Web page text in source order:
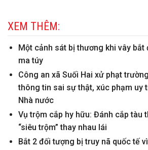
XEM THÊM:
Một cảnh sát bị thương khi vây bắt
ma túy
Công an xã Suối Hai xử phạt
thông tin sai sự thật, xúc phạm uy
Nhà nước
Vụ trộm cắp hy hữu: Đánh cắp tàu
“siêu trộm” thay nhau lái
Bắt 2 đối tượng bị truy nã quốc tế